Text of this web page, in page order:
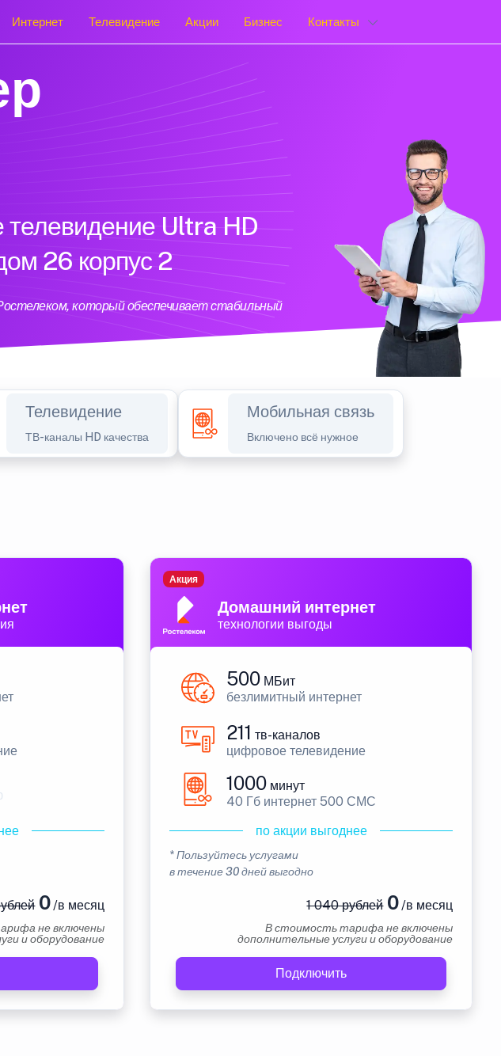
Интернет Телевидение Акции Бизнес Контакты
телевидение Ultra HD
26 корпус 2
который обеспечивает стабильный
Телевидение
ТВ-каналы HD качества
Мобильная связь
Включено всё нужное
0/в месяц
не включены
и оборудование
Домашний интернет
технологии выгоды
Акция
500 МБит
безлимитный интернет
211 тв-каналов
цифровое телевидение
1000 минут
40 Гб интернет 500 СМС
по акции выгоднее
* Пользуйтесь услугами
в течение 30 дней выгодно
1 040 рублей0/в месяц
В стоимость тарифа не включены
дополнительные услуги и оборудование
Подключить